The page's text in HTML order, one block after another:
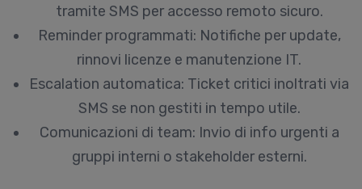
tramite SMS per accesso remoto sicuro.
Reminder programmati: Notifiche per update,
rinnovi licenze e manutenzione IT.
Escalation automatica: Ticket critici inoltrati via
SMS se non gestiti in tempo utile.
Comunicazioni di team: Invio di info urgenti a
gruppi interni o stakeholder esterni.